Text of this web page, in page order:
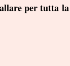
per tutta